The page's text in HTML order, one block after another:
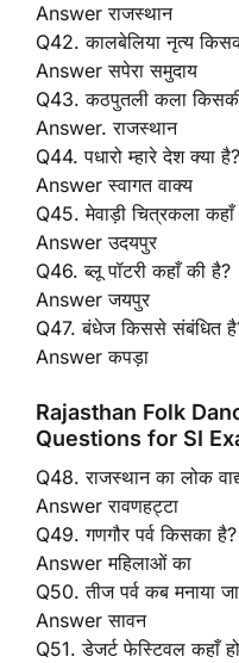
Answer राजस्थान
Q42. कालबेलिया नृत्य
Answer सपेरा समुदाय
Q43. कठपुतली कला
Answer. राजस्थान
Q44. पधारो म्हारे देश क्या है?
Answer स्वागत वाक्य
Q45. मेवाड़ी चित्रकला
Answer उदयपुर
Q46. ब्लू पॉटरी कहाँ की है?
Answer जयपुर
Q47. बंधेज किससे संबंधित
Answer कपड़ा
Rajasthan Folk
Questions for SI
Q48. राजस्थान का लोक
Answer रावणहट्टा
Q49. गणगौर पर्व किसका है?
Answer महिलाओं का
Q50. तीज पर्व कब मनाया
Answer सावन
Q51. डेजर्ट फेस्टिवल कहाँ